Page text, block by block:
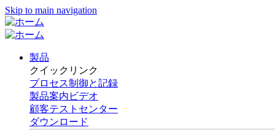
Skip to main navigation
製品
クイックリンク
プロセス制御と記録
製品案内ビデオ
顧客テストセンター
ダウンロード